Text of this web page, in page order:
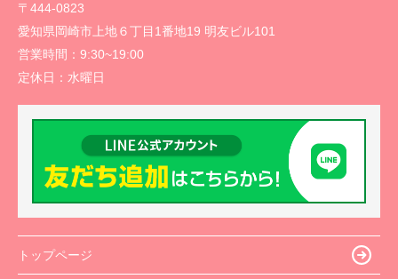
〒444-0823
愛知県岡崎市上地６丁目1番地19 明友ビル101
営業時間： 9:30~19:00
定休日： 水曜日
トップページ